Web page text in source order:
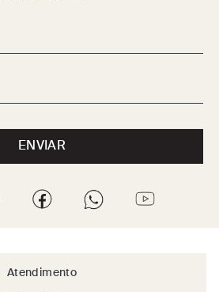
ENVIAR
Atendimento